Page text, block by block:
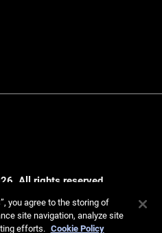
All rights reserved.
호정책 개인정보 보호정책
you agree to the storing of
site navigation, analyze site
efforts. Cookie Policy